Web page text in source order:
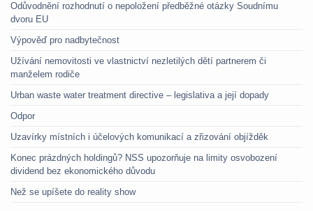
Odůvodnění rozhodnutí o nepoložení předběžné otázky Soudnímu
dvoru EU
Výpověď pro nadbytečnost
Užívání nemovitosti ve vlastnictví nezletilých dětí partnerem či
manželem rodiče
Urban waste water treatment directive – legislativa a její dopady
Odpor
Uzavírky místních i účelových komunikací a zřizování objížděk
Konec prázdných holdingů? NSS upozorňuje na limity osvobození
dividend bez ekonomického důvodu
Než se upíšete do reality show